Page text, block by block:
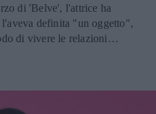
di 'Belve', l'attrice ha
l'aveva definita "un oggetto",
di vivere le relazioni